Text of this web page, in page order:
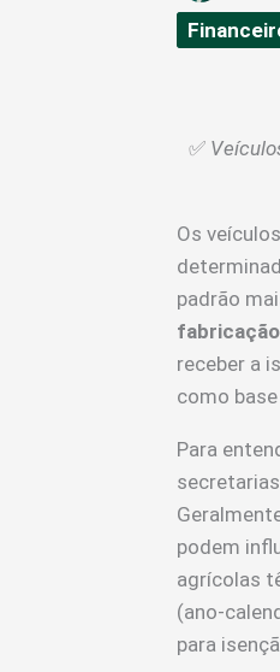
✅
Os veículos
padrão
fabricação
receber a
como base
Para
podem
agrícolas
(ano-
para